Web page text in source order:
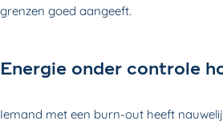
grenzen goed aangeeft.
Energie onder controle
Iemand met een burn-out heeft